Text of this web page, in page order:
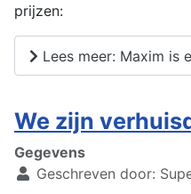
prijzen:
Lees meer: Maxim is
We zijn
Gegevens
Geschreven door: